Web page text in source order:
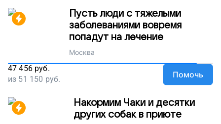
Пусть люди с тяжелыми
заболеваниями вовремя
попадут на лечение
Москва
47 456 руб.
из 51 150 руб. Помочь
Накормим Чаки и десятки
других собак в приюте